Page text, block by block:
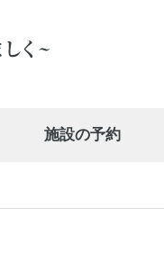
施設の予約